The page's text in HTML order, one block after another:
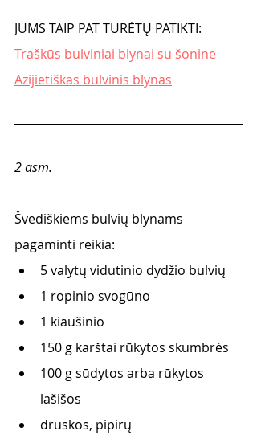
JUMS TAIP PAT TURĖTŲ PATIKTI:
Traškūs bulviniai blynai su šonine
Azijietiškas bulvinis blynas
2 asm.
Švediškiems bulvių blynams
pagaminti reikia:
5 valytų vidutinio dydžio bulvių
1 ropinio svogūno
1 kiaušinio
150 g karštai rūkytos skumbrės
100 g sūdytos arba rūkytos
lašišos
druskos, pipirų